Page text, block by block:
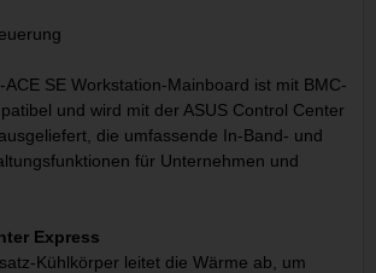
ACE SE Workstation-Mainboard ist mit BMC-
und wird mit der ASUS Control Center
die umfassende In-Band- und
für Unternehmen und
Express
Kühlkörper leitet die Wärme ab, um